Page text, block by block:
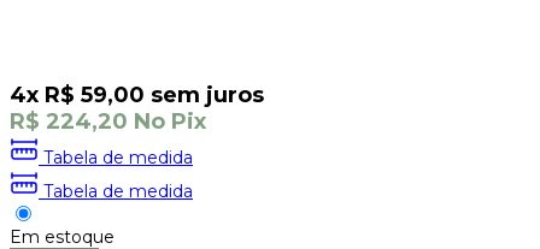
4x R$ 59,00 sem juros
R$ 224,20 No Pix
Tabela de medida
Tabela de medida
Em estoque